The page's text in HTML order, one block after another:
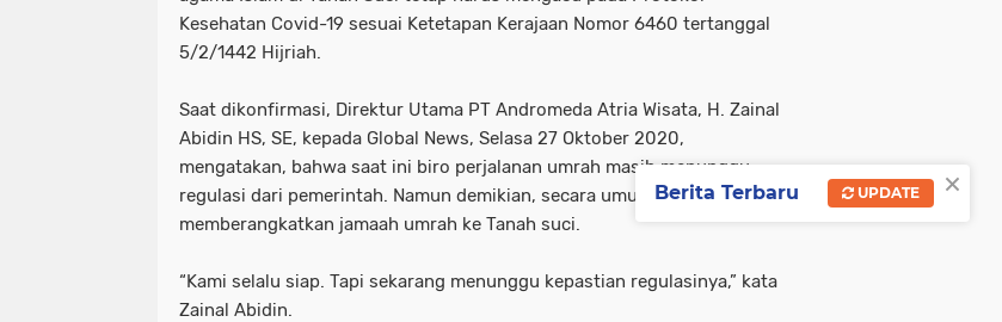
Kesehatan Covid-19 sesuai Ketetapan Kerajaan Nomor 6460 tertanggal
5/2/1442 Hijriah.
Saat dikonfirmasi, Direktur Utama PT Andromeda Atria Wisata, H. Zainal
Abidin HS, SE, kepada Global News, Selasa 27 Oktober 2020,
mengatakan, bahwa saat ini biro perjalanan umrah masih menunggu
regulasi dari pemerintah. Namun demikian, secara umum, PT Atria siap
memberangkatkan jamaah umrah ke Tanah suci.
“Kami selalu siap. Tapi sekarang menunggu kepastian regulasinya,” kata
Zainal Abidin.
×
Berita Terbaru UPDATE